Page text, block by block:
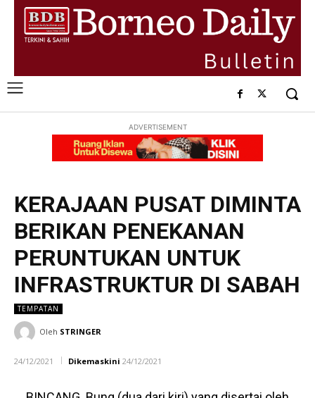
ADVERTISEMENT
KERAJAAN PUSAT DIMINTA
BERIKAN PENEKANAN
PERUNTUKAN UNTUK
INFRASTRUKTUR DI SABAH
TEMPATAN
Oleh STRINGER
24/12/2021 Dikemaskini 24/12/2021